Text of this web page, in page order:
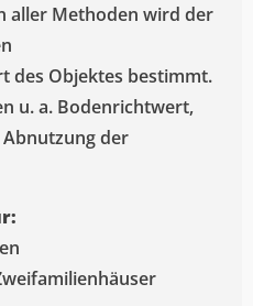
aller Methoden wird der
des Objektes bestimmt.
u. a. Bodenrichtwert,
der